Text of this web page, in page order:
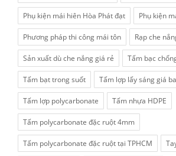
Phụ kiện mái hiên Hòa Phát đạt Phụ kiện
Phương pháp thi công mái tôn Rạp che
Sản xuất dù che nắng giá rẻ Tấm bạc
Tấm bạt trong suốt Tấm lợp lấy sáng giá
Tấm lợp polycarbonate Tấm nhựa HDPE
Tấm polycarbonate đặc ruột 4mm
Tấm polycarbonate đặc ruột tại TPHCM